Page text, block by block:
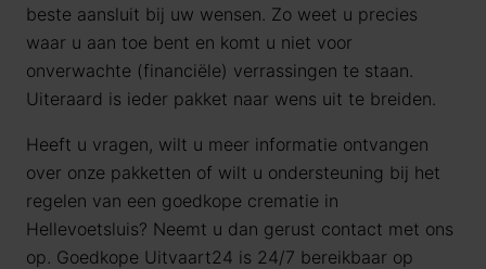
beste aansluit bij uw wensen. Zo weet u precies
waar u aan toe bent en komt u niet voor
onverwachte (financiële) verrassingen te staan.
Uiteraard is ieder pakket naar wens uit te breiden.
Heeft u vragen, wilt u meer informatie ontvangen
over onze pakketten of wilt u ondersteuning bij het
regelen van een goedkope crematie in
Hellevoetsluis? Neemt u dan gerust contact met ons
op. Goedkope Uitvaart24 is 24/7 bereikbaar op